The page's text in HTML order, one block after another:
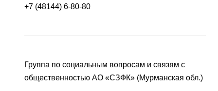
+7 (48144) 6-80-80
Группа по социальным вопросам и связям с
общественностью АО «СЗФК» (Мурманская обл.)